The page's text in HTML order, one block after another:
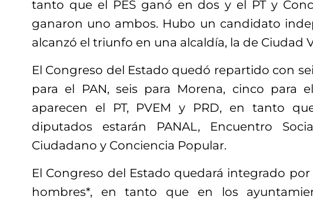
tanto que el PES ganó en dos y el PT y
ganaron uno ambos. Hubo un candidato
alcanzó el triunfo en una alcaldía, la de Ciudad
El Congreso del Estado quedó repartido con
para el PAN, seis para Morena, cinco para
aparecen el PT, PVEM y PRD, en tanto
diputados estarán PANAL, Encuentro
Ciudadano y Conciencia Popular.
El Congreso del Estado quedará integrado por
hombres*, en tanto que en los